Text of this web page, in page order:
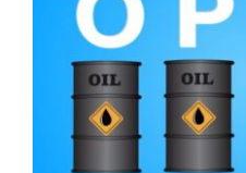
Ölmärkte verdauen OPEC-
HeizölNews OPEC